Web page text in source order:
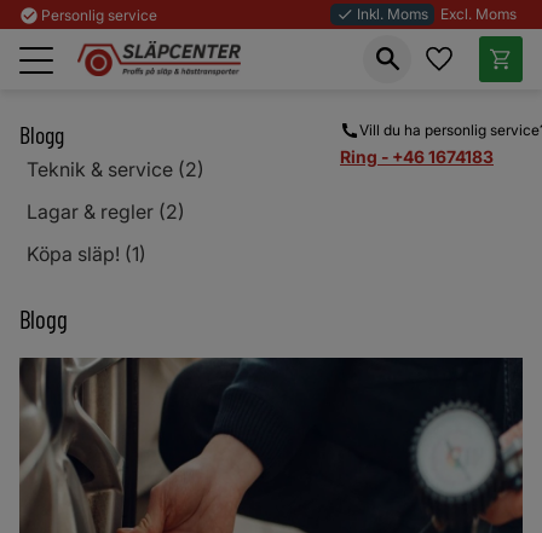
Meny
check_circle Personlig service done Inkl. Moms Excl. Moms
Vill du ha personlig
Ring - +46 1674183
Favoriter
Blogg
Teknik & service (2)
Lagar & regler (2)
Köpa släp! (1)
Blogg